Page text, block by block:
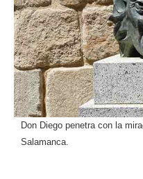
Don Diego penetra con la
Salamanca.